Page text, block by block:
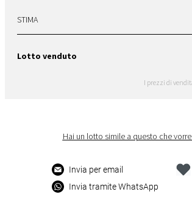
STIMA
Lotto venduto
I prezzi di
Hai un lotto simile a questo che
Invia per email
Invia tramite WhatsApp